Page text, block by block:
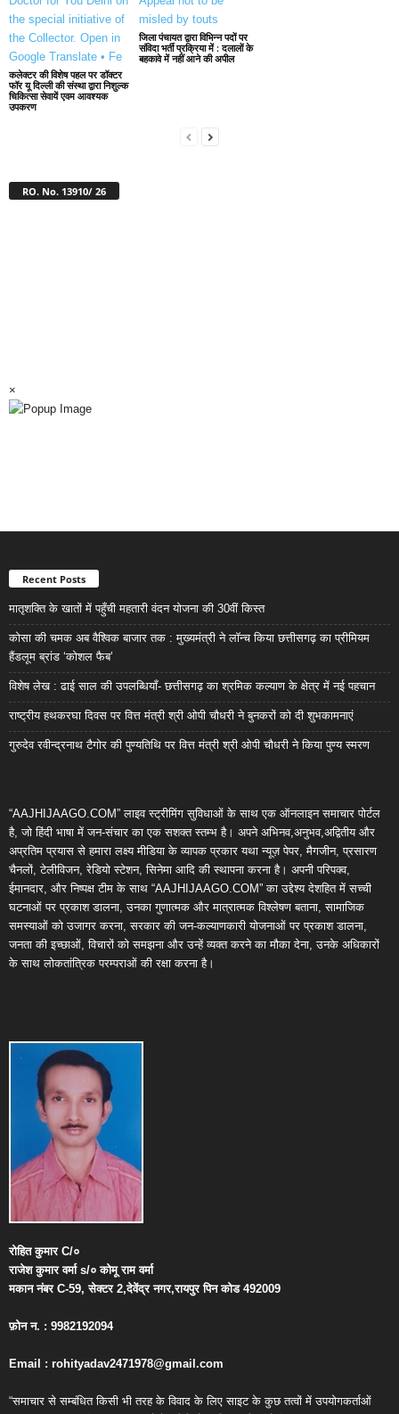
कलेक्टर की विशेष पहल पर डॉक्टर
फॉर यू दिल्ली की संस्था द्वारा निशुल्क
चिकित्सा सेवायें एवम आवश्यक
उपकरण
जिला पंचायत द्वारा विभिन्न पदों पर
संविदा भर्ती प्रक्रिया में : दलालों के
बहकावे में नहीं आने की अपील
RO. No. 13910/ 26
×
Recent Posts
मातृशक्ति के खातों में पहुँची महतारी वंदन योजना की 30वीं किस्त
कोसा की चमक अब वैश्विक बाजार तक : मुख्यमंत्री ने लॉन्च किया छत्तीसगढ़ का प्रीमियम
हैंडलूम ब्रांड ‘कोशल फैब’
विशेष लेख : ढाई साल की उपलब्धियाँ- छत्तीसगढ़ का श्रमिक कल्याण के क्षेत्र में नई पहचान
राष्ट्रीय हथकरघा दिवस पर वित्त मंत्री श्री ओपी चौधरी ने बुनकरों को दी शुभकामनाएं
गुरुदेव रवीन्द्रनाथ टैगोर की पुण्यतिथि पर वित्त मंत्री श्री ओपी चौधरी ने किया पुण्य स्मरण
“AAJHIJAAGO.COM” लाइव स्ट्रीमिंग सुविधाओं के साथ एक ऑनलाइन समाचार पोर्टल
है, जो हिंदी भाषा में जन-संचार का एक सशक्त स्तम्भ है। अपने अभिनव,अनुभव,अद्वितीय और
अप्रतिम प्रयास से हमारा लक्ष्य मीडिया के व्यापक प्रकार यथा न्यूज़ पेपर, मैगजीन, प्रसारण
चैनलों, टेलीविजन, रेडियो स्टेशन, सिनेमा आदि की स्थापना करना है। अपनी परिपक्व,
ईमानदार, और निष्पक्ष टीम के साथ “AAJHIJAAGO.COM” का उद्देश्य देशहित में सच्ची
घटनाओं पर प्रकाश डालना, उनका गुणात्मक और मात्रात्मक विश्लेषण बताना, सामाजिक
समस्याओं को उजागर करना, सरकार की जन-कल्याणकारी योजनाओं पर प्रकाश डालना,
जनता की इच्छाओं, विचारों को समझना और उन्हें व्यक्त करने का मौका देना, उनके अधिकारों
के साथ लोकतांत्रिक परम्पराओं की रक्षा करना है।
रोहित कुमारC/०
राजेश कुमार वर्माs/० कोमू राम वर्मा
मकान नंबरC-59,सेक्टर2,देवेंद्र नगर,रायपुर पिन कोड492009
फ़ोन न. : 9982192094
Email : rohityadav2471978@gmail.com
“समाचार से सम्बंधित किसी भी तरह के विवाद के लिए साइट के कुछ तत्वों में उपयोगकर्ताओं